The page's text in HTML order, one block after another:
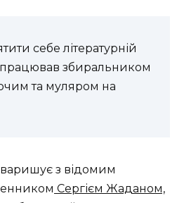
себе літературній
працював збиральником
та муляром на
з відомим
Сергієм Жаданом,